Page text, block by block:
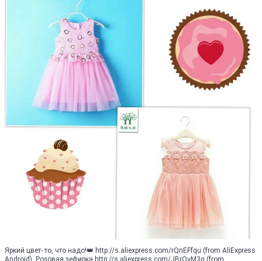
Яркий цвет- то, что надо!👑 http://s.aliexpress.com/rQnEFfqu (from AliExpress
Android), Розовая зефирка http://s.aliexpress.com/JBrQvM3q (from